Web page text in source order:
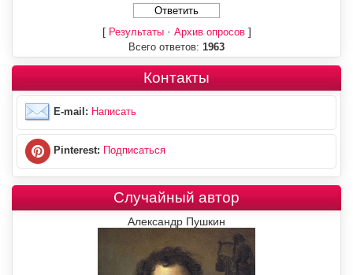
[ Результаты· Архив опросов]
Всего ответов: 1963
Контакты
E-mail: Написать
Pinterest: Подписаться
Случайный автор
Александр Пушкин